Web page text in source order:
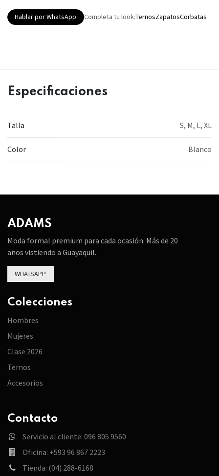
Hablar por WhatsApp Completa tu look:TernosZapatosCorbatas
Especificaciones
Talla S, M, L, XL
Color Blanco
ADAMS
Moda formal premium para cada ocasión. Más de 20
años vistiendo a Guayaquil.
WHATSAPP
Colecciones
Hombres
Mujeres
Clase 2026
Ternos
Accesorios
Contacto
Servicio al cliente: 096 805 9560
Oficina: +593 96 867 2223
Tienda: (04) 288-6168